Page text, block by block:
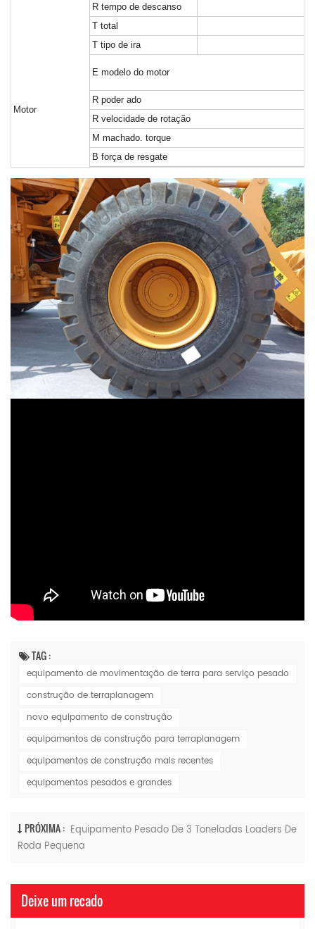
Rtempo de descanso
Ttotal
Ttipo de ira
Motor
Emodelo do motor
Rpoder ado
Rvelocidade de rotação
M machado. torque
B força de resgate
TAG :
equipamento de movimentação de terra para serviço pesado
construção de terraplanagem
novo equipamento de construção
equipamentos de construção para terraplanagem
equipamentos de construção mais recentes
equipamentos pesados ​​e grandes
PRÓXIMA : Equipamento Pesado De 3 Toneladas Loaders De
Roda Pequena
Deixe um recado